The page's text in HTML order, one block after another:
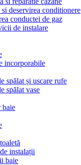
deservirea conditionere
conductei de gaz
de instalare
incorporabile
spălat și uscare rufe
spălat vase
instalații
baie